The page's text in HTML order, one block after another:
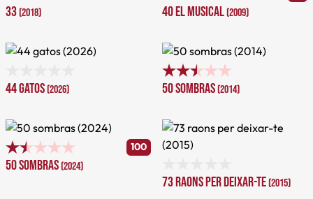
33(2018) 40 el musical(2009)
44 gatos(2026) 50 sombras(2014)
100
50 sombras(2024)
73 raons per deixar-te(2015)